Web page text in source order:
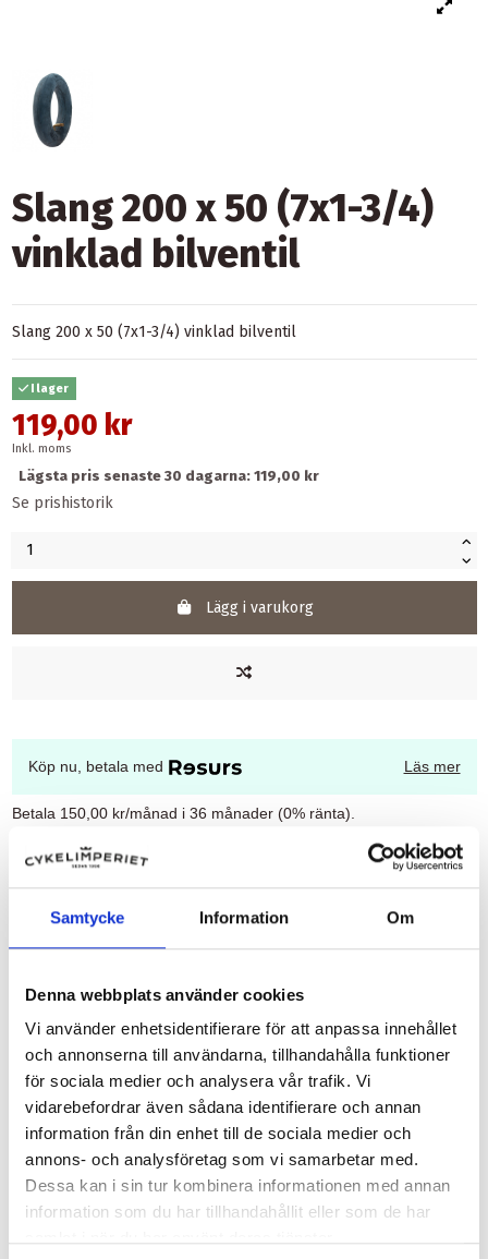
Samtycke Information Om
Denna webbplats använder cookies
Vi använder enhetsidentifierare för att anpassa innehållet
och annonserna till användarna, tillhandahålla funktioner
för sociala medier och analysera vår trafik. Vi
vidarebefordrar även sådana identifierare och annan
information från din enhet till de sociala medier och
annons- och analysföretag som vi samarbetar med.
Dessa kan i sin tur kombinera informationen med annan
information som du har tillhandahållit eller som de har
Slang 200 x 50 (7x1-3/4)
vinklad bilventil
Slang 200 x 50 (7x1-3/4) vinklad bilventil
I lager
119,00 kr
Inkl. moms
Lägsta pris senaste 30 dagarna: 119,00 kr
Se prishistorik
Lägg i varukorg
Köp nu, betala med Läs mer
Betala 150,00 kr/månad i 36 månader (0% ränta).
Uppläggningsavgift: 495,00 kr
Administrationsavgift per månad: 49,00 kr
svårigheter att få hyra bostad, teckna abonnemang
och få nya lån. För stöd, vänd dig till budget- och
skuldrådgivningen i din kommun. Kontaktuppgifter
Slang 200 x 50 (7x1-3/4) vinklad bilventil